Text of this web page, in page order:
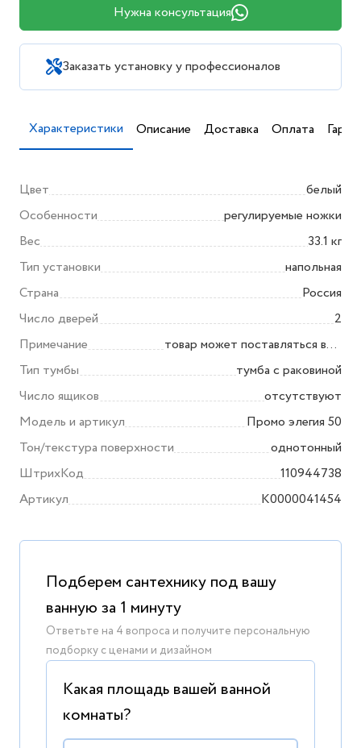
Нужна консультация
Заказать установку у профессионалов
Характеристики Описание Доставка Оплата
Цвет
белый
Особенности
регулируемые ножки
Вес
33.1 кг
Тип установки
напольная
Страна
Россия
Число дверей
2
Примечание
товар может поставляться в
разобранном виде (по поводу
сборки уточняйте у продавца)
Тип тумбы
тумба с раковиной
Число ящиков
отсутствуют
Модель и артикул
Промо элегия 50
Тон/текстура поверхности
однотонный
ШтрихКод
110944738
Артикул
K0000041454
Подберем сантехнику под вашу
ванную за 1 минуту
Ответьте на 4 вопроса и получите персональную
подборку с ценами и дизайном
Какая площадь вашей ванной
комнаты?